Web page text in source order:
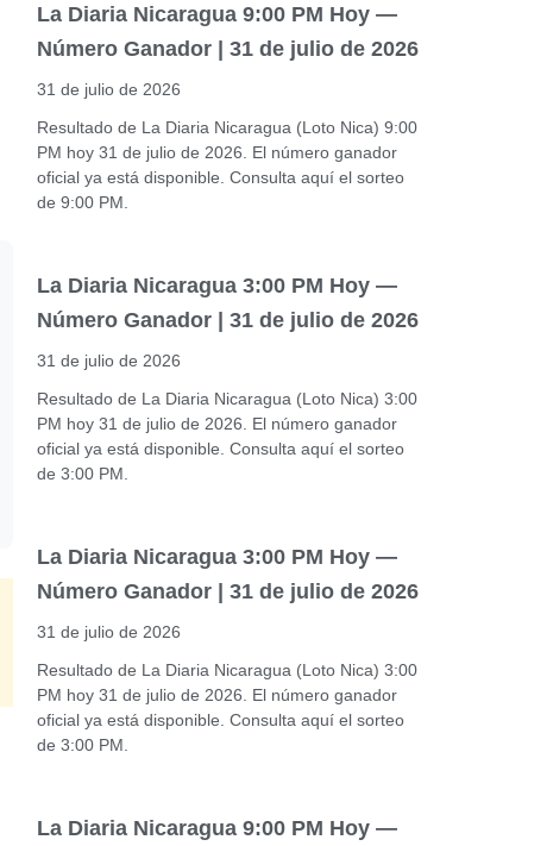
La Diaria Nicaragua 9:00 PM Hoy —
Número Ganador | 31 de julio de 2026
31 de julio de 2026
Resultado de La Diaria Nicaragua (Loto Nica) 9:00
PM hoy 31 de julio de 2026. El número ganador
oficial ya está disponible. Consulta aquí el sorteo
de 9:00 PM.
La Diaria Nicaragua 3:00 PM Hoy —
Número Ganador | 31 de julio de 2026
31 de julio de 2026
Resultado de La Diaria Nicaragua (Loto Nica) 3:00
PM hoy 31 de julio de 2026. El número ganador
oficial ya está disponible. Consulta aquí el sorteo
de 3:00 PM.
La Diaria Nicaragua 3:00 PM Hoy —
Número Ganador | 31 de julio de 2026
31 de julio de 2026
Resultado de La Diaria Nicaragua (Loto Nica) 3:00
PM hoy 31 de julio de 2026. El número ganador
oficial ya está disponible. Consulta aquí el sorteo
de 3:00 PM.
La Diaria Nicaragua 9:00 PM Hoy —